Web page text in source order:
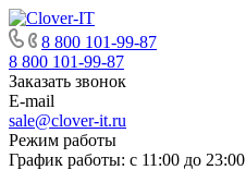
8 800 101-99-87
8 800 101-99-87
Заказать звонок
E-mail
sale@clover-it.ru
Режим работы
График работы: с 11:00 до 23:00